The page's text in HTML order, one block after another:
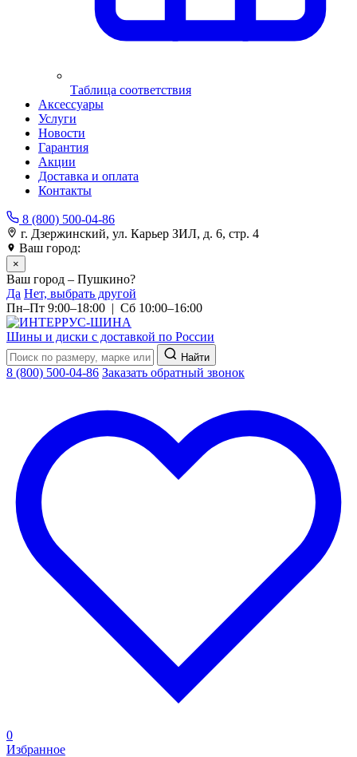
Таблица соответствия
Аксессуары
Услуги
Новости
Гарантия
Акции
Доставка и оплата
Контакты
8 (800) 500-04-86
г. Дзержинский, ул. Карьер ЗИЛ, д. 6, стр. 4
Ваш город:
×
Ваш город – Пушкино?
Да Нет, выбрать другой
Пн–Пт 9:00–18:00 | Сб 10:00–16:00
Шины и диски с доставкой по России
Найти
8 (800) 500-04-86 Заказать обратный звонок
0
Избранное